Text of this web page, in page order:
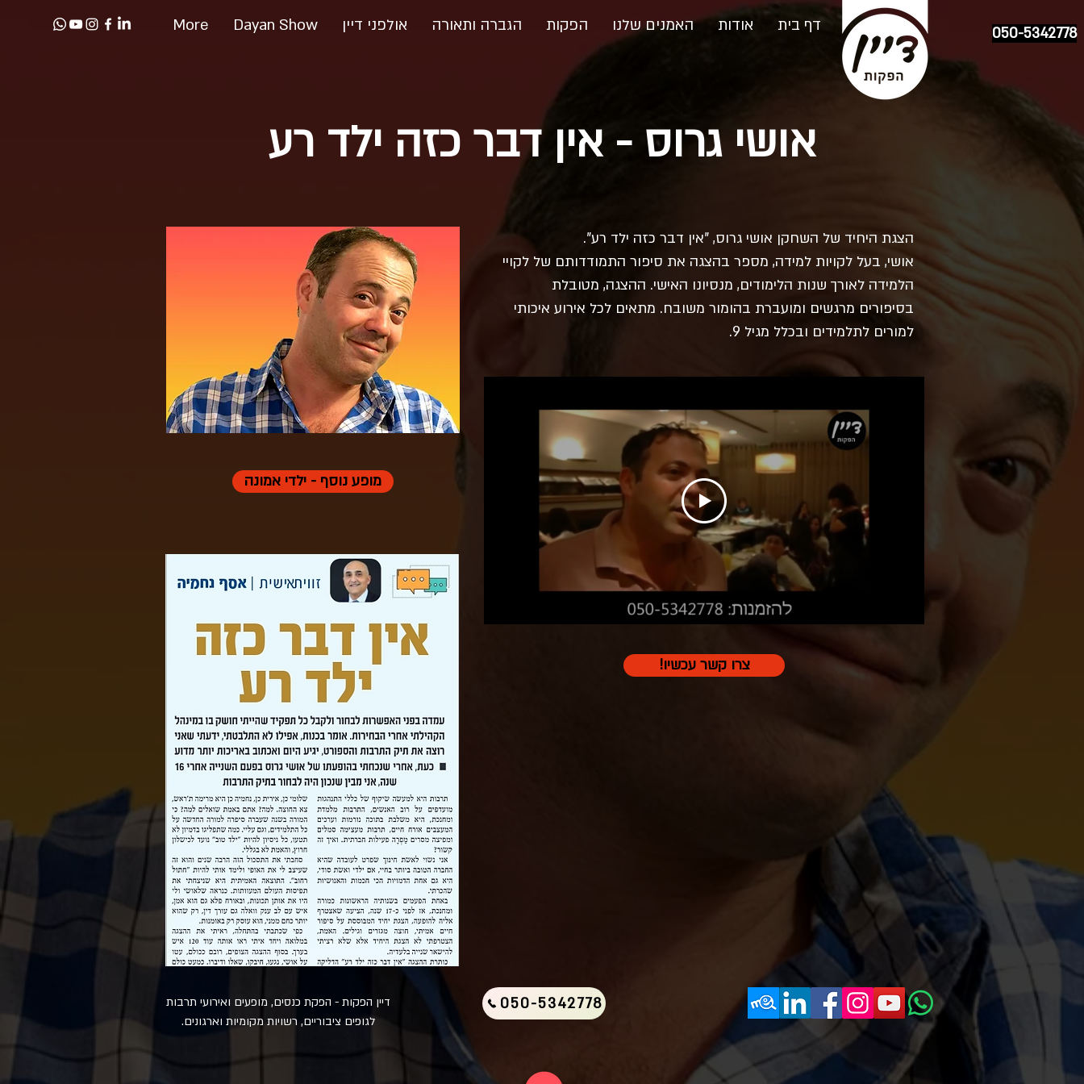
050-5342778 דף בית אודות האמנים שלנו הפקות הגברה ותאורה אולפני דיין Dayan Show
More
אושי גרוס - אין דבר כזה ילד רע
הצגת היחיד של השחקן אושי גרוס, "אין דבר כזה ילד רע".
אושי, בעל לקויות למידה, מספר בהצגה את סיפור התמודדותם של לקויי
הלמידה לאורך שנות הלימודים, מנסיונו האישי. ההצגה, מטובלת
בסיפורים מרגשים ומועברת בהומור משובח. מתאים לכל אירוע איכותי
למורים לתלמידים ובכלל מגיל 9​.
צרו קשר עכשיו!
מופע נוסף - ילדי אמונה
050-5342778
דיין הפקות - הפקת כנסים, מופעים ואירועי תרבות
לגופים ציבוריים, רשויות מקומיות וארגונים.